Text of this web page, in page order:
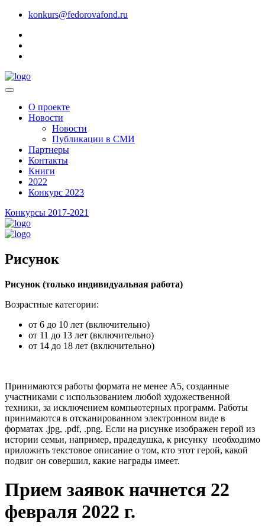
konkurs@fedorovafond.ru
О проекте
Новости
Новости
Публикации в СМИ
Партнеры
Контакты
Книги
2022
Конкурс 2023
Конкурсы 2017-2021
Рисунок
Рисунок (только индивидуальная работа)
Возрастные категории:
от 6 до 10 лет (включительно)
от 11 до 13 лет (включительно)
от 14 до 18 лет (включительно)
Принимаются работы формата не менее А5, созданные
участниками с использованием любой художественной
техники, за исключением компьютерных программ. Работы
принимаются в отсканированном электронном виде в
форматах .jpg, .pdf, .png. Если на рисунке изображен герой из
истории семьи, например, прадедушка, к рисунку необходимо
приложить текстовое описание о том, кто этот герой, какой
подвиг он совершил, какие награды имеет.
Прием заявок начнется 22
февраля 2022 г.